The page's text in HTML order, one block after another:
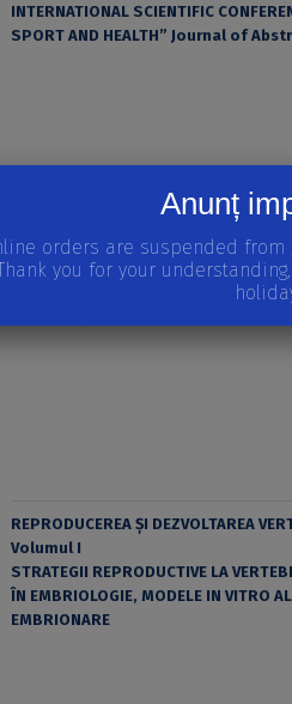
INTERNATIONAL SCIENTIFIC
SPORT AND HEALTH” Journal of
REPRODUCEREA ȘI DEZVOLTAREA
Volumul I
STRATEGII REPRODUCTIVE LA
ÎN EMBRIOLOGIE, MODELE IN VITRO
EMBRIONARE
Anunț
orders are suspended from
you for your